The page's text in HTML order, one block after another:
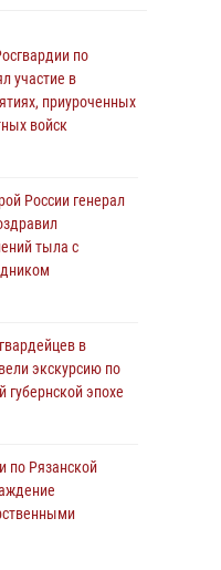
по
участие в
приуроченных
войск
России генерал
тыла с
в
экскурсию по
губернской эпохе
по Рязанской